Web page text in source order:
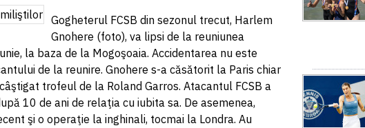
1 MDL = 0.2538 RON
1 MXN= 0.2227 RON
1 NOK = 0.4191 RON
= 2.6097 RON
1 PLN= 1.1646 RON
1 RSD = 0.0425 RON
1 RUB= 0.0530 RON
= 0.4526 RON
1 TRY= 0.1141 RON
Gogheterul FCSB din sezonul trecut, Harlem
Gnohere (foto), va lipsi de la reuniunea
la baza de la Mogoşoaia. Accidentarea nu este
de la reunire. Gnohere s-a căsătorit la Paris chiar
trofeul de la Roland Garros. Atacantul FCSB a
10 de ani de relaţia cu iubita sa. De asemenea,
şi o operaţie la inghinali, tocmai la Londra. Au